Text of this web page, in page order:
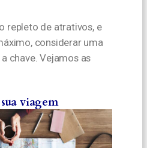
repleto de atrativos, e
considerar uma
chave. Vejamos as
viagem